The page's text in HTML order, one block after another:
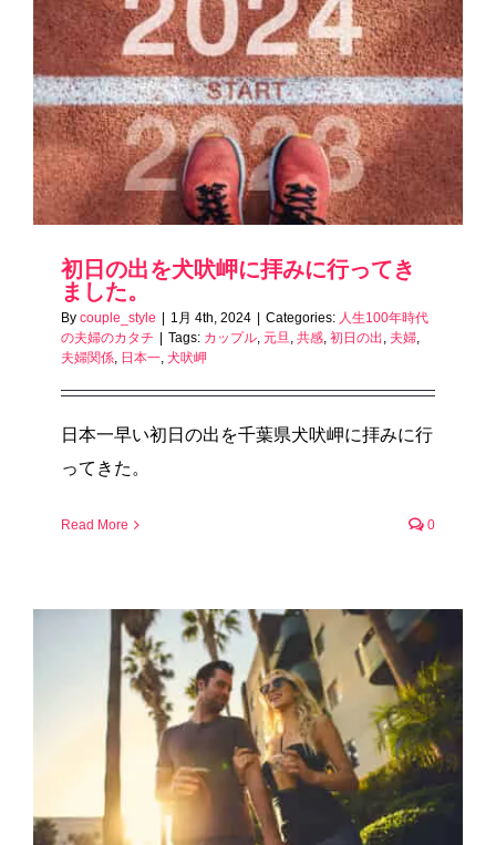
Write a
book
初日の出を犬吠岬に拝みに行ってき
ました。
By couple_style 1月 4th, 2024 Categories: 人生100年時代
の夫婦のカタチ
Tags: カップル, 元旦, 共感, 初日の出 , 夫婦,
夫婦関係, 日本一, 犬吠岬
日本一早い初日の出を千葉県犬吠岬に拝みに行
ってきた。
Read More 0